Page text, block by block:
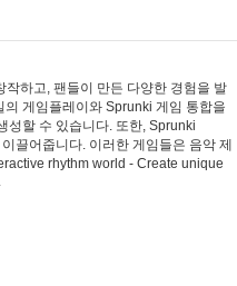
하고, 팬들이 만든 다양한 경험을 발
게임플레이와 Sprunki 게임 통합을
성할 수 있습니다. 또한, Sprunki
끌어줍니다. 이러한 게임들은 음악 제
rhythm world - Create unique